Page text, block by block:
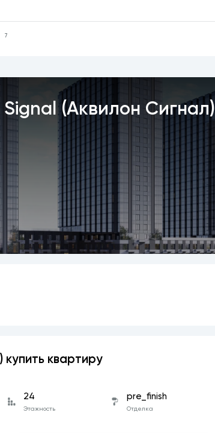
7
(Аквилон Сигнал)
квартиру
24
Этажность
pre_finish
Отделка